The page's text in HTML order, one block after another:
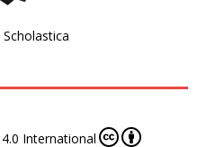
International